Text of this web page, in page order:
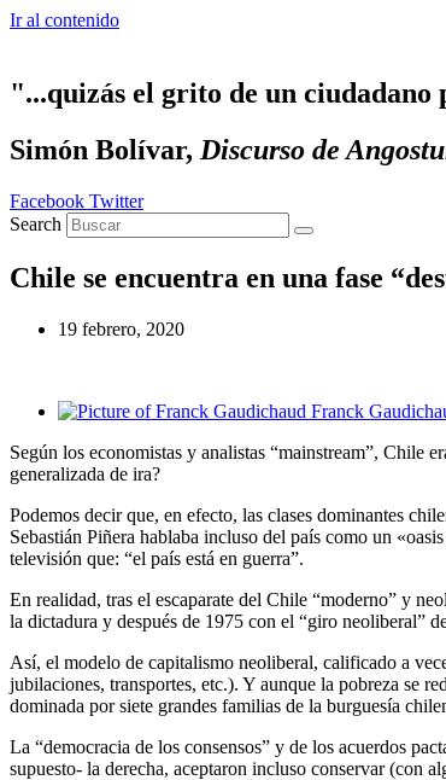
Ir al contenido
"...quizás el grito de un
Simón Bolívar, Discurso de
Facebook Twitter
Search
Chile se encuentra en una fase
19 febrero, 2020
Franck
Según los economistas y analistas “mainstream”, Chile
generalizada de ira?
Podemos decir que, en efecto, las clases dominantes
Sebastián Piñera hablaba incluso del país como un
televisión que: “el país está en guerra”.
En realidad, tras el escaparate del Chile “moderno” y
la dictadura y después de 1975 con el “giro neoliberal”
Así, el modelo de capitalismo neoliberal, calificado a
jubilaciones, transportes, etc.). Y aunque la pobreza se
dominada por siete grandes familias de la burguesía
La “democracia de los consensos” y de los acuerdos
supuesto- la derecha, aceptaron incluso conservar (con